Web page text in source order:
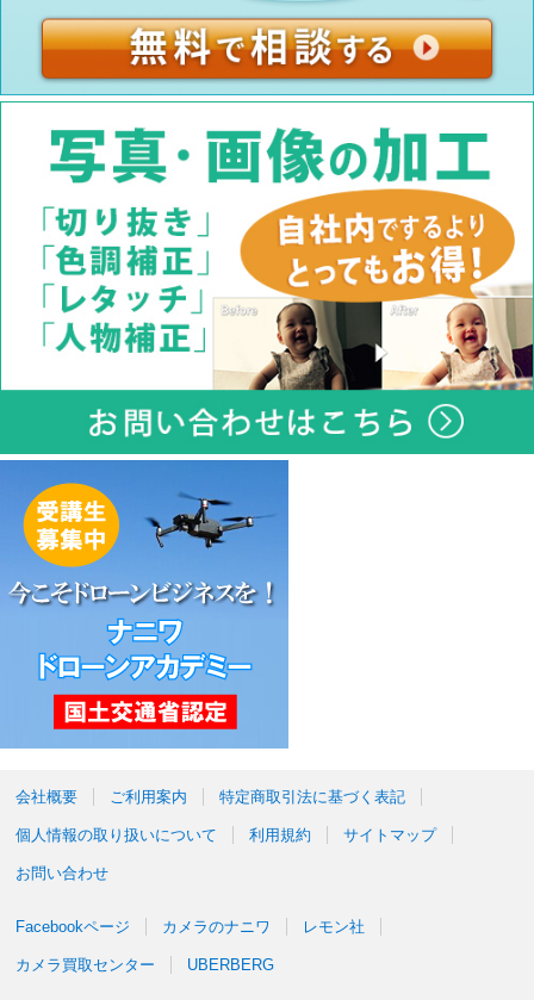
会社概要 ご利用案内 特定商取引法に基づく表記
個人情報の取り扱いについて 利用規約 サイトマップ
お問い合わせ
Facebookページ カメラのナニワ レモン社
カメラ買取センター UBERBERG